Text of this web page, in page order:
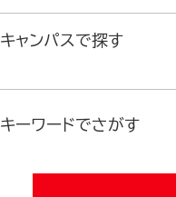
キャンパスで探す
キーワードでさがす